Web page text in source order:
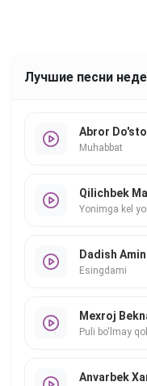
Лучшие песни
Abror
Muhabbat
Qilichbek
Yonimga kel
Dadish
Esingdami
Mexroj
Puli bo'lmay
Anvarbek